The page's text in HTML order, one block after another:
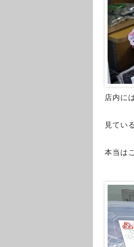
店内に
見てい
本当は